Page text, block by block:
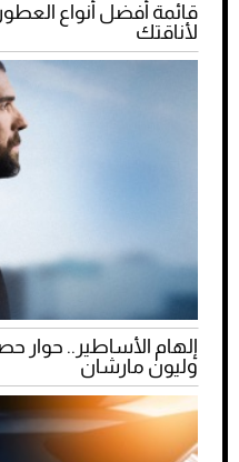
قائمة أفضل أنواع
لأناقتك
إلهام الأساطير..
وليون مارشان